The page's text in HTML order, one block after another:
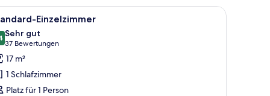
gewobenen Lampe.
Metall-Kopfteil und transparenten Vorhängen.Ein Schlafzimmer mit einem Bett,
9 Einzelzimmer
von 10
Sehr gut
37 Bewertungen
(37
Bewertungen)
17 m²
1 Schlafzimmer
Platz für 1 Person